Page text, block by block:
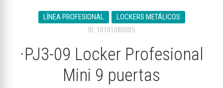
LÍNEA PROFESIONAL
LOCKERS METÁLICOS
ID: 10101080005
·PJ3-09 Locker Profesional
Mini 9 puertas